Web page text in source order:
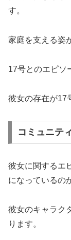
す。
家庭を支える姿
17号とのエピソ
彼女の存在が17
コミュニテ
彼女に関するエ
になっているの
彼女のキャラク
ります。